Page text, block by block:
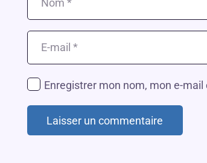
Enregistrer mon nom, mon e-
Laisser un commentaire